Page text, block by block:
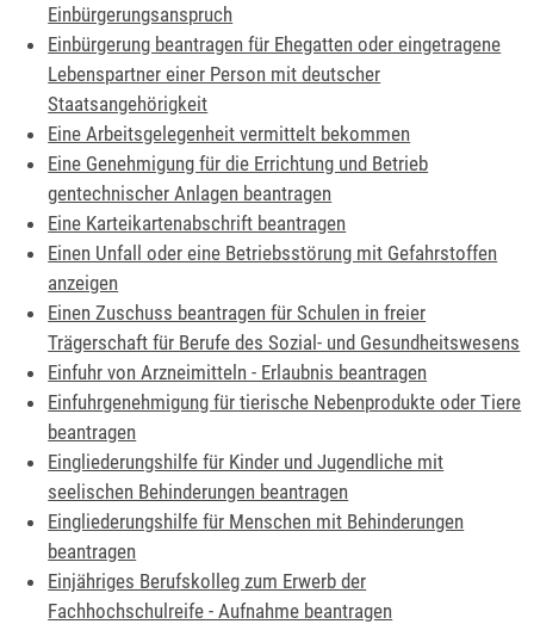
Einbürgerungsanspruch
Einbürgerung beantragen für Ehegatten oder eingetragene
Lebenspartner einer Person mit deutscher
Staatsangehörigkeit
Eine Arbeitsgelegenheit vermittelt bekommen
Eine Genehmigung für die Errichtung und Betrieb
gentechnischer Anlagen beantragen
Eine Karteikartenabschrift beantragen
Einen Unfall oder eine Betriebsstörung mit Gefahrstoffen
anzeigen
Einen Zuschuss beantragen für Schulen in freier
Trägerschaft für Berufe des Sozial- und Gesundheitswesens
Einfuhr von Arzneimitteln - Erlaubnis beantragen
Einfuhrgenehmigung für tierische Nebenprodukte oder Tiere
beantragen
Eingliederungshilfe für Kinder und Jugendliche mit
seelischen Behinderungen beantragen
Eingliederungshilfe für Menschen mit Behinderungen
beantragen
Einjähriges Berufskolleg zum Erwerb der
Fachhochschulreife - Aufnahme beantragen